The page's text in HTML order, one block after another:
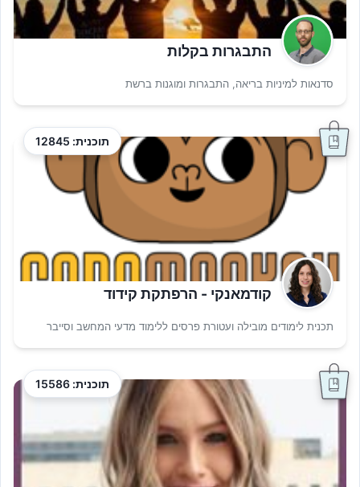
התבגרות בקלות
סדנאות למיניות בריאה, התבגרות ומוגנות ברשת
תוכנית: 12845
קודמאנקי - הרפתקת קידוד
תכנית לימודים מובילה ועטורת פרסים ללימוד מדעי המחשב וסייבר
תוכנית: 15586